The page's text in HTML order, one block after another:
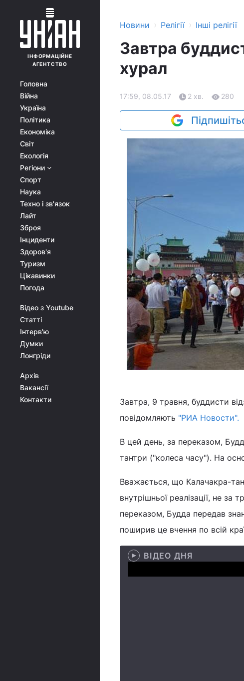
ІНФОРМАЦІЙНЕ
АГЕНТСТВО
Головна
Війна
Україна
Політика
Економіка
Світ
Екологія
Регіони
Спорт
Наука
Техно і зв'язок
Лайт
Зброя
Інциденти
Здоров'я
Туризм
Цікавинки
Погода
Відео з Youtube
Статті
Інтерв'ю
Думки
Лонгріди
Архів
Вакансії
Контакти
Новини › Релігії › Інші релігії
Завтра
хурал
17:59, 08.05.17 2 хв. 280
Завтра, 9 травня, буддисти
повідомляють "РИА Новости".
В цей день, за переказом,
тантри ("колеса часу"). На
Вважається, що Калачакра-
внутрішньої реалізації, не
переказом, Будда передав
поширив це вчення по всій
ВІДЕО ДНЯ